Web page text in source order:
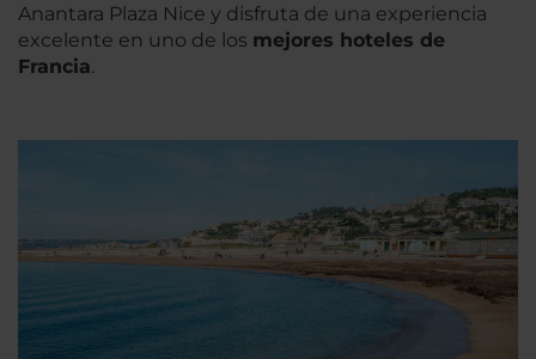
Anantara Plaza Nice y disfruta de una experiencia
excelente en uno de los mejores hoteles de
Francia.